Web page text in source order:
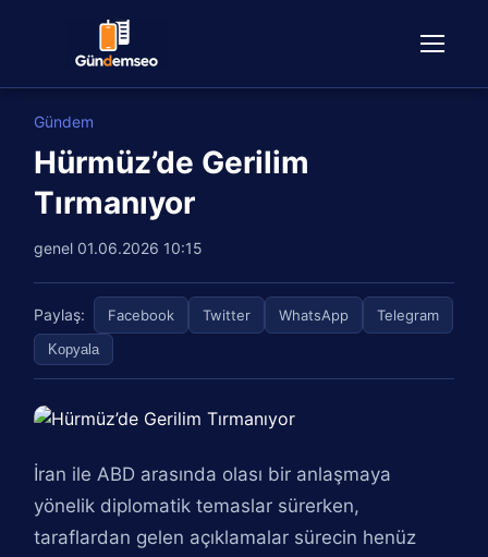
Gündem
Hürmüz’de Gerilim
Tırmanıyor
genel 01.06.2026 10:15
Paylaş: Facebook Twitter WhatsApp Telegram
Kopyala
İran ile ABD arasında olası bir anlaşmaya
yönelik diplomatik temaslar sürerken,
taraflardan gelen açıklamalar sürecin henüz